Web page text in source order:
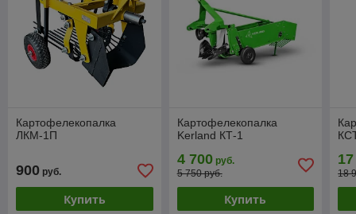
Картофелекопалка
ЛКМ-1П
900 руб.
Купить
Картофелекопалка
Kerland КТ-1
4 700руб.
5 750 руб.
Купить
18